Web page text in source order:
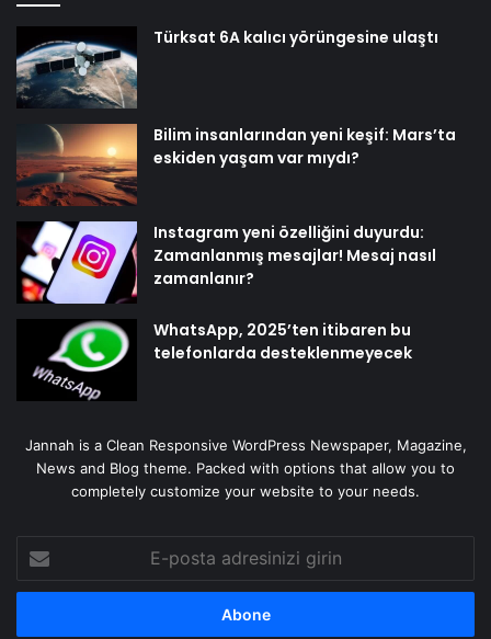
Türksat 6A kalıcı yörüngesine ulaştı
Bilim insanlarından yeni keşif: Mars’ta
eskiden yaşam var mıydı?
Instagram yeni özelliğini duyurdu:
Zamanlanmış mesajlar! Mesaj nasıl
zamanlanır?
WhatsApp, 2025’ten itibaren bu
telefonlarda desteklenmeyecek
Jannah is a Clean Responsive WordPress Newspaper, Magazine,
News and Blog theme. Packed with options that allow you to
completely customize your website to your needs.
posta
adresinizi